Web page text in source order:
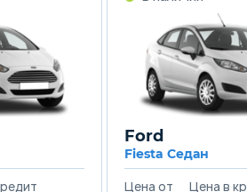
Ford
Fiesta Седан